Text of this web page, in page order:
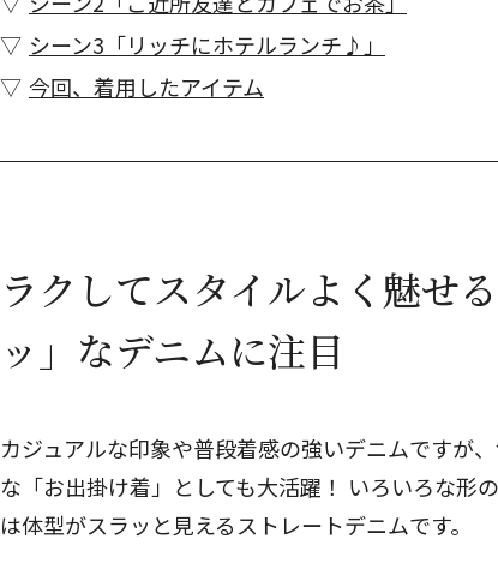
シーン3「リッチにホテルランチ♪」
今回、着用したアイテム
ラクしてスタイルよく魅せ
ッ」なデニムに注目
カジュアルな印象や普段着感の強いデニムですが
な「お出掛け着」としても大活躍！ いろいろな形
は体型がスラッと見えるストレートデニムです。